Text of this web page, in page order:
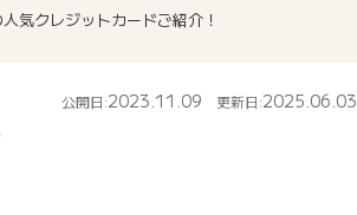
気クレジットカードご紹介！
公開日:2023.11.09 更新日:2025.06.03